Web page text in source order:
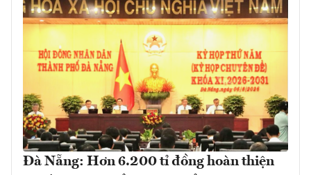
Đà Nẵng: Hơn 6.200 tỉ đồng hoàn thiện